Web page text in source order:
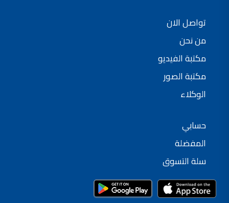
تواصل الان
من نحن
مكتبة الفيديو
مكتبة الصور
الوكلاء
حسابي
المفضلة
سلة التسوق